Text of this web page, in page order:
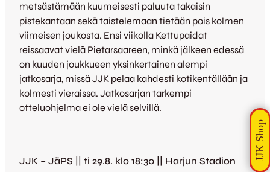
metsästämään kuumeisesti paluuta takaisin
pistekantaan sekä taistelemaan tietään pois kolmen
viimeisen joukosta. Ensi viikolla Kettupaidat
reissaavat vielä Pietarsaareen, minkä jälkeen edessä
on kuuden joukkueen yksinkertainen alempi
jatkosarja, missä JJK pelaa kahdesti kotikentällään ja
kolmesti vieraissa. Jatkosarjan tarkempi
otteluohjelma ei ole vielä selvillä.
JJK – JäPS || ti 29.8. klo 18:30 || Harjun Stadion